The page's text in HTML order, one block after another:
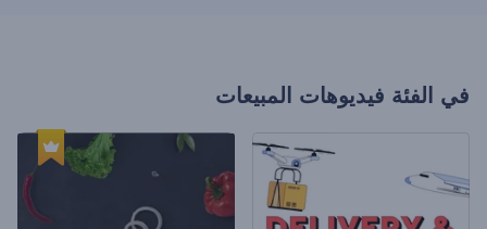
في الفئة فيديوهات المبيعات